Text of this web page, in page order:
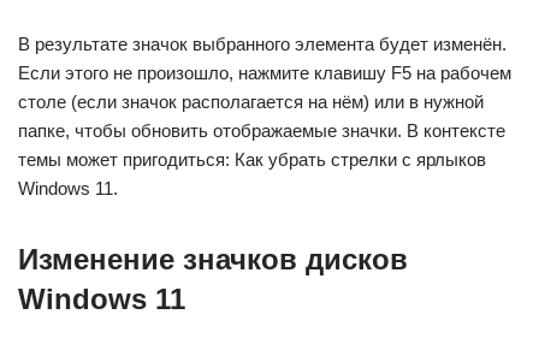
В результате значок выбранного элемента будет изменён.
Если этого не произошло, нажмите клавишу F5 на рабочем
столе (если значок располагается на нём) или в нужной
папке, чтобы обновить отображаемые значки. В контексте
темы может пригодиться: Как убрать стрелки с ярлыков
Windows 11.
Изменение значков дисков
Windows 11